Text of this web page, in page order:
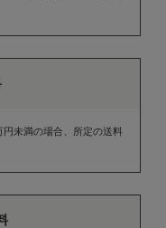
未満の場合、所定の送料